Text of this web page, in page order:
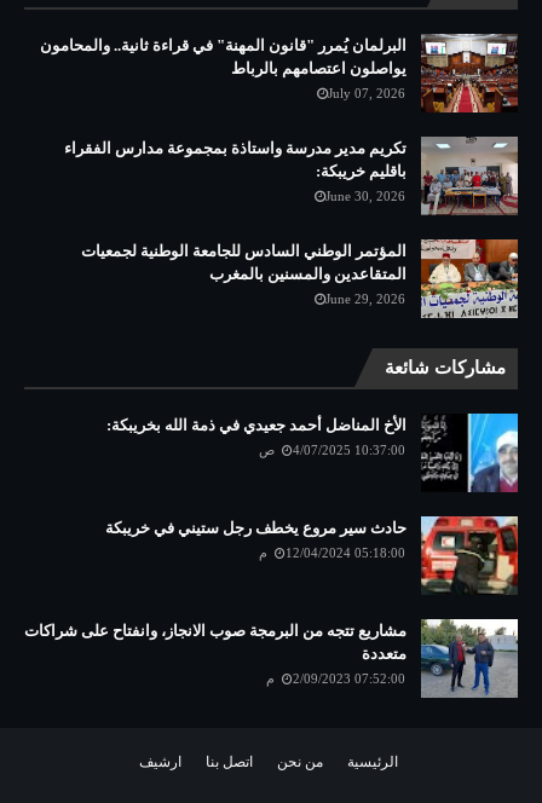
البرلمان يُمرر "قانون المهنة" في قراءة ثانية.. والمحامون
يواصلون اعتصامهم بالرباط
July 07, 2026
تكريم مدير مدرسة واستاذة بمجموعة مدارس الفقراء
باقليم خريبكة:
June 30, 2026
المؤتمر الوطني السادس للجامعة الوطنية لجمعيات
المتقاعدين والمسنين بالمغرب
June 29, 2026
مشاركات شائعة
الأخ المناضل أحمد جعيدي في ذمة الله بخريبكة:
4/07/2025 10:37:00 ص
حادث سير مروع يخطف رجل ستيني في خريبكة
12/04/2024 05:18:00 م
مشاريع تتجه من البرمجة صوب الانجاز، وانفتاح على شراكات
متعددة
2/09/2023 07:52:00 م
الرئيسية من نحن اتصل بنا ارشيف